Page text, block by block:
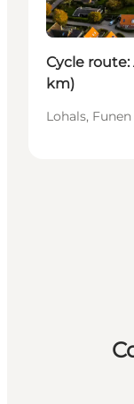
Cycle
km)
Lohals,